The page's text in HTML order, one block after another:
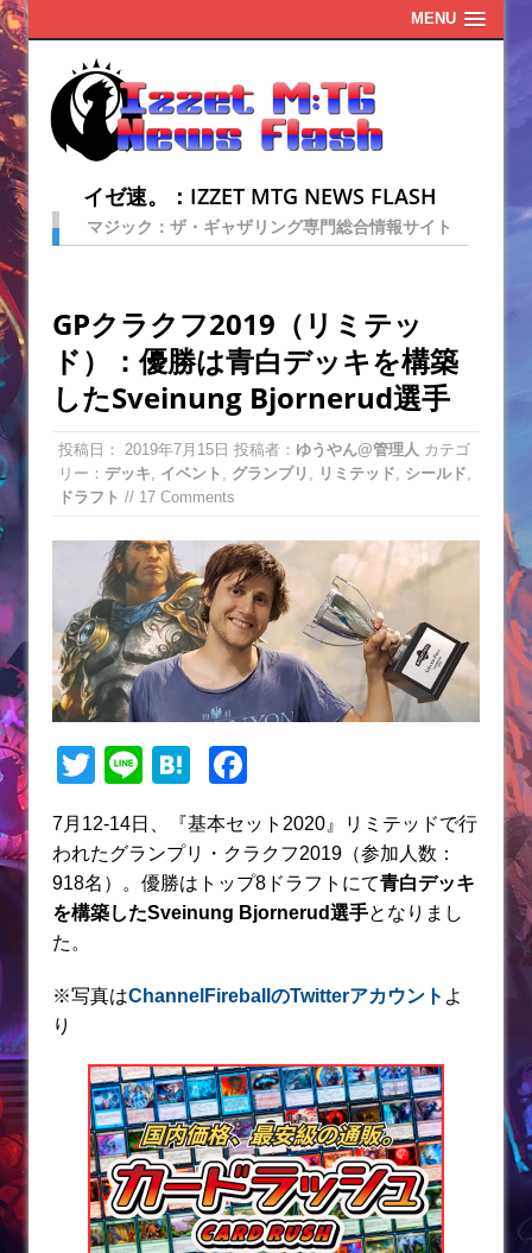
MENU
イゼ速。：IZZET MTG NEWS FLASH
マジック：ザ・ギャザリング専門総合情報サイト
GPクラクフ2019（リミテッ
ド）：優勝は青白デッキを構築
したSveinung Bjornerud選手
投稿日： 2019年7月15日 投稿者： ゆうやん@管理人 カテゴ
リー： デッキ イベント グランプリ リミテッド シールド
ドラフト // 17 Comments
T
itt
er
Li
e
H
at
e
n
a
c
e
b
o
7月12-14日、『基本セット2020』リミテッドで行
われたグランプリ・クラクフ2019（参加人数：
918名）。優勝はトップ8ドラフトにて青白デッキ
を構築したSveinung Bjornerud選手となりまし
た。
※写真はChannelFireballのTwitterアカウント よ
り